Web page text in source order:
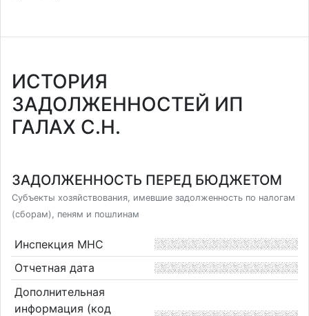
ИСТОРИЯ
ЗАДОЛЖЕННОСТЕЙ ИП
ГАЛАХ С.Н.
ЗАДОЛЖЕННОСТЬ ПЕРЕД БЮДЖЕТОМ
Субъекты хозяйствования, имевшие задолженность по налогам
(сборам), пеням и пошлинам
Инспекция МНС
Отчетная дата
Дополнительная
информация (код